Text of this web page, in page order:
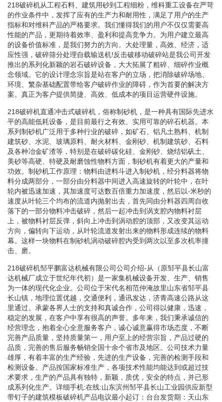
218破碎机从工程石料、建筑用砂到工程细粉，维科重工设备在严苛
的作业条件中，发挥了应有的生产力和耐用性，满足了用户的生产
指标和对维科产品的严格要求。我们懂得我们的用户不仅仅需要高
性能的产品，更期待着效率、盈利和提高竞争力。为用户建立最高
的设备价值标准，是我们努力的方向。大处理量，高效、经济，适
应性强，破碎筛分处理自载输送机!反击破移动破碎站是我公司开发
推出的系列化新颖的岩石破碎设备，大大拓展了粗碎、细碎作业概
念领域。它的设计理念宗旨是站在客户的立场，把消除破碎场地、
环境、繁杂基础配置带给客户破碎作业的障碍，作为首要的解决方
案。真正为客户提供简捷、高效、低成本的项目运营硬件设施。
218破碎机直通冲击式破碎机，俗称制砂机，是一种具有国际先进水
平的高能低耗设备，是目前最行之有效、实用可靠的碎石机器。本
系列制砂机广泛用于多种行业的破碎，如矿石、铝凡土熟料、机制
建筑砂、水泥、玻璃原料、耐火材料、金刚砂、机制建筑砂、石料
及各种冶金矿渣等，特别是在破碎碳化硅、金刚砂、烧结铝矾土、
美砂等高硬、特硬及耐磨蚀性物料方面，制砂机有着更大的产量和
功效。制砂机工作原理：物料由进料斗进入制砂机，经分料器将物
料分成两部分，一部分由分料器中间进入高速旋转的叶轮中，在叶
轮内被迅速加速，其加速度可达数百倍重力加速度，然后以-米秒的
速度从叶轮三个均布的流道内抛射出去，首先同由分料器四周自收
落下的一部分物料冲击破碎，然后一起冲击到涡支腔内物料衬层
上，被物料衬层反弹，斜向上冲击到涡动腔的顶部，又改变其运动
方向，偏转向下运动，从叶轮流道发射出来的物料形成连续的物料
幕。这样一块物料在制砂机涡动破碎腔内受到两次以至多次机率撞
击、磨。
218破碎机邹平鹏富达机械有限公司公司介绍-从（原邹平县长山富
达机械厂成立于世纪年代初）是一家集机械设备开发、生产、销售
为一体的现代化企业。公司位于宋代名相范仲淹故里山东省邹平县
长山镇，地理位置优越，交通便利，通讯发达，济青高速公路从这
里通过。承蒙各界人士的支持和真诚合作，公司得以健康，迅速，
稳定的发展，在客户中享有很高的声誉。多年来，我们秉承诚信的
经营理念，抱着全心全意服务客户，诚心诚意赢得市场态度，不断
完善产品质量，坚持质量第一，用户至上的经营宗旨，产品过硬的
品质，完善的售后服务畅销全国十余个省市及地区。公司技术力量
雄厚，有着丰富的生产经验，先进的生产设备，完善的检测手段和
检测设备。产品按国家标准生产，各项技术性能均能达到或超过技
术要求，生产的产品具有独特，新颖，质优，安全的特点，并已形
成系列化生产。详细手机:在线:山东滨州邹平县长山工业园供应新型
带钉子的建筑模板破碎机产品电议最小起订：台台发货期：天山东